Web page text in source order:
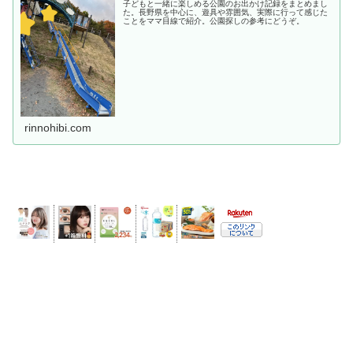
子どもと一緒に楽しめる公園のお出かけ記録をまとめまし
た。長野県を中心に、遊具や雰囲気、実際に行って感じた
ことをママ目線で紹介。公園探しの参考にどうぞ。
rinnohibi.com